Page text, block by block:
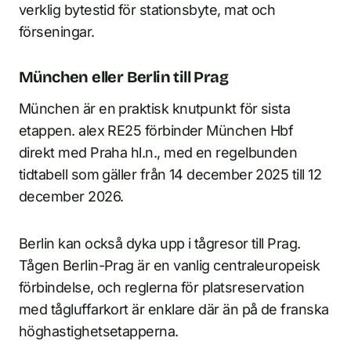
verklig bytestid för stationsbyte, mat och
förseningar.
München eller Berlin till Prag
München är en praktisk knutpunkt för sista
etappen. alex RE25 förbinder München Hbf
direkt med Praha hl.n., med en regelbunden
tidtabell som gäller från 14 december 2025 till 12
december 2026.
Berlin kan också dyka upp i tågresor till Prag.
Tågen Berlin-Prag är en vanlig centraleuropeisk
förbindelse, och reglerna för platsreservation
med tågluffarkort är enklare där än på de franska
höghastighetsetapperna.